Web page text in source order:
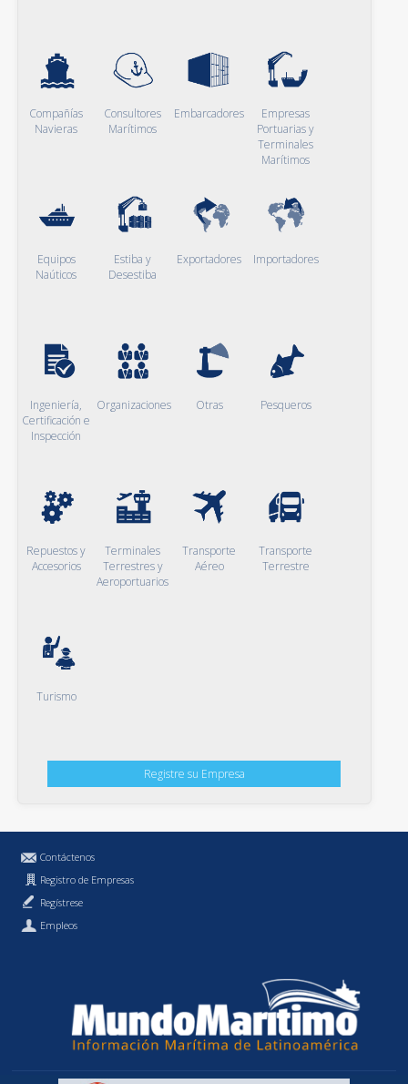
Compañías
Navieras
Consultores
Marítimos
Embarcadores
Empresas
Portuarias y
Terminales
Marítimos
Equipos
Naúticos
Estiba y
Desestiba
Exportadores Importadores
Ingeniería,
Certificación e
Inspección
Organizaciones Otras Pesqueros
Repuestos y
Accesorios
Terminales
Terrestres y
Aeroportuarios
Transporte
Aéreo
Transporte
Terrestre
Turismo
Registre su Empresa
Contáctenos
Registro de Empresas
Regístrese
Empleos